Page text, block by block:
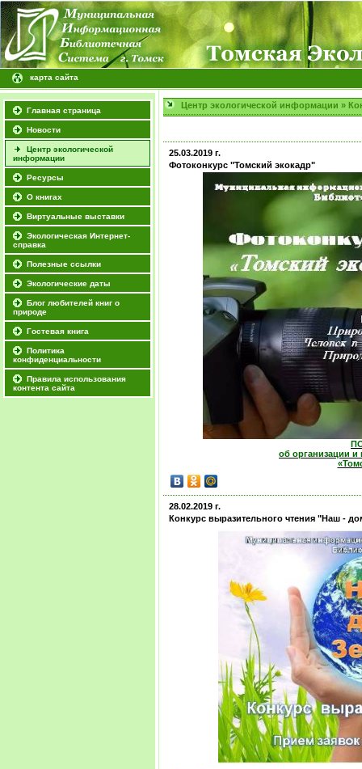
карта сайта
Главная страница
Новости
Центр экологической
информации
Ресурсы
О книгах
Виртуальные выставки
Экологическая Интернет-
справка
Полезные ссылки
Экологические даты
Блог любителей книг о
природе
Гостевая книга
Политика
конфиденциальности
Правила использования
контента сайта
Центр экологической информации »
25.03.2019 г.
Фотоконкурс "Томский экокадр"
об организации
28.02.2019 г.
Конкурс выразительного чтения "Наш -